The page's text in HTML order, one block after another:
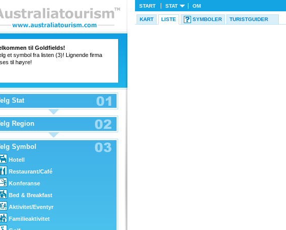
til Goldfields!
et symbol fra listen (3)! Lignende firma
til høyre!
Stat
Region
Symbol
Hotell
Restaurant/Café
Konferanse
Bed & Breakfast
Aktivitet/Eventyr
Familieaktivitet
START STAT OM
KART LISTE SYMBOLER TURISTGUIDER